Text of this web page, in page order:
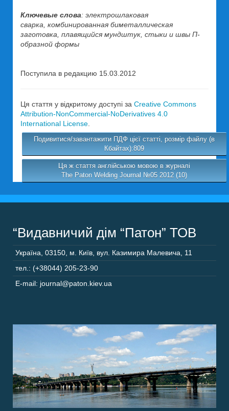
Ключевые слова: электрошлаковая
сварка, комбинированная биметаллическая
заготовка, плавящийся мундштук, стыки и швы П-
образной формы
Поступила в редакцию 15.03.2012
Ця стаття у відкритому доступі за Creative Commons
Attribution-NonCommercial-NoDerivatives 4.0
International License
Подивитися/завантажити ПДФ цієї статті, розмір файлу (в
Кбайтах):809
Ця ж стаття англійською мовою в журналі
The Paton Welding Journal №05 2012 (10)
“Видавничий дім “Патон” ТОВ
Україна 03150 м. Київ, вул. Казимира Малевича, 11
тел.: (+38044) 205-23-90
E-mail: journal@paton.kiev.ua